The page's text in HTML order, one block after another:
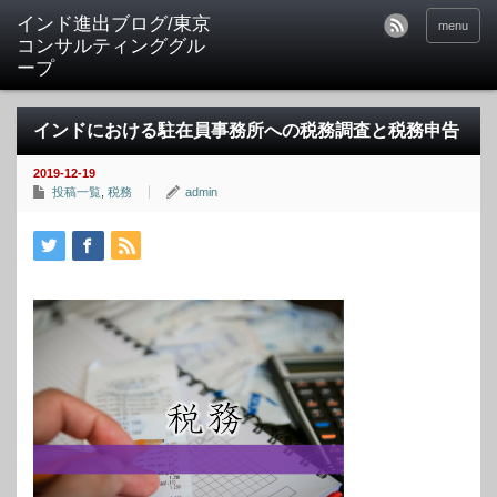
インド進出ブログ/東京
コンサルティンググル
ープ
menu
インドにおける駐在員事務所への税務調査と税務申告
2019-12-19
投稿一覧 税務 admin